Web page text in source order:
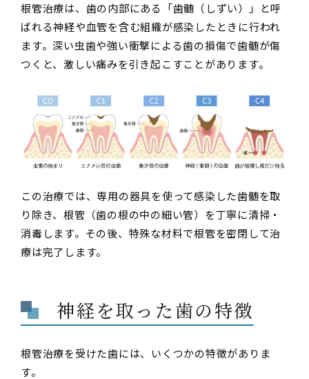
根管治療は、歯の内部にある「歯髄（しずい）」と呼
ばれる神経や血管を含む組織が感染したときに行われ
ます。深い虫歯や強い衝撃による歯の損傷で歯髄が傷
つくと、激しい痛みを引き起こすことがあります。
この治療では、専用の器具を使って感染した歯髄を取
り除き、根管（歯の根の中の細い管）を丁寧に清掃・
消毒します。その後、特殊な材料で根管を密閉して治
療は完了します。
神経を取った歯の特徴
根管治療を受けた歯には、いくつかの特徴がありま
す。